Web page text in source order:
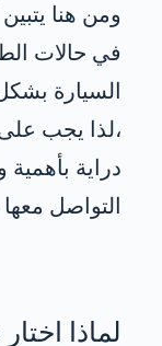
ومن هنا
في حالات
السيارة
،لذا يجب
دراية
التواصل
لماذا